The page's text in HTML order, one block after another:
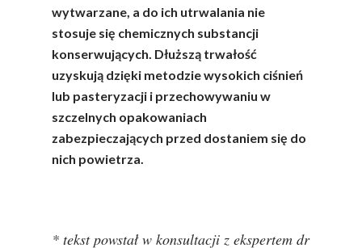
wytwarzane, a do ich utrwalania nie
stosuje się chemicznych substancji
konserwujących. Dłuższą trwałość
uzyskują dzięki metodzie wysokich ciśnień
lub pasteryzacji i przechowywaniu w
szczelnych opakowaniach
zabezpieczających przed dostaniem się do
nich powietrza.
* tekst powstał w konsultacji z ekspertem dr
Narodowe Badania
Konsumpcji Warzyw
Owoców
Nutriscore Fakty
Związków
Skrywa!